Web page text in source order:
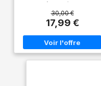
transpiration et sèche très
rapidement Nouvelle coupe
aérodynamique et ourlet
arrondi UA Tech est notre
équipement d'entraînement
original incontournable:
30,00 €
17,99 €